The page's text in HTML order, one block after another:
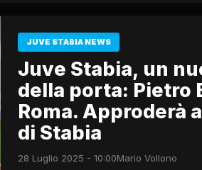
JUVE STABIA NEWS
Juve Stabia, un
della porta: Pietro
Roma. Approderà
di Stabia
28 Luglio 2025 - 10:00Mario Vollono